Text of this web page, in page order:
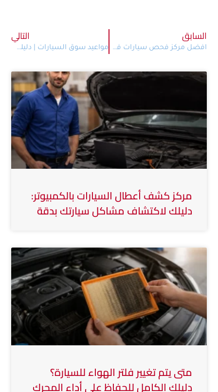
مركز كشف أعطال السيارات بالكمبيوتر:
دليلك لاكتشاف مشاكل سيارتك بدقة
متى يتم تغيير فلتر الهواء للسيارة؟
دليلك الكامل للحفاظ على أداء المحرك
السابق
افضل مركز فحص سيارات في القاهرة | كيف تختار بحكمة… وليس بشعار
التالي
مواعيد سوق السيارات | دليلك لشراء آمن وذكي قبل التوجه للسوق